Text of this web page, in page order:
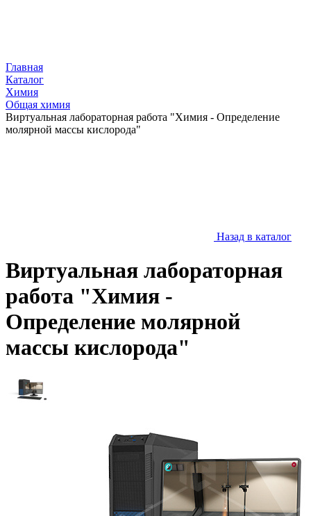
Главная
Каталог
Химия
Общая химия
Виртуальная лабораторная работа "Химия - Определение
молярной массы кислорода"
Назад в каталог
Виртуальная лабораторная
работа "Химия -
Определение молярной
массы кислорода"